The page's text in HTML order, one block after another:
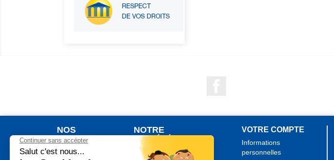
NOS
PRODUITS
Nouveaux produits
NOTRE
SOCIÉTÉ
Qui sommes nous ?
VOTRE COMPTE
Informations
personnelles